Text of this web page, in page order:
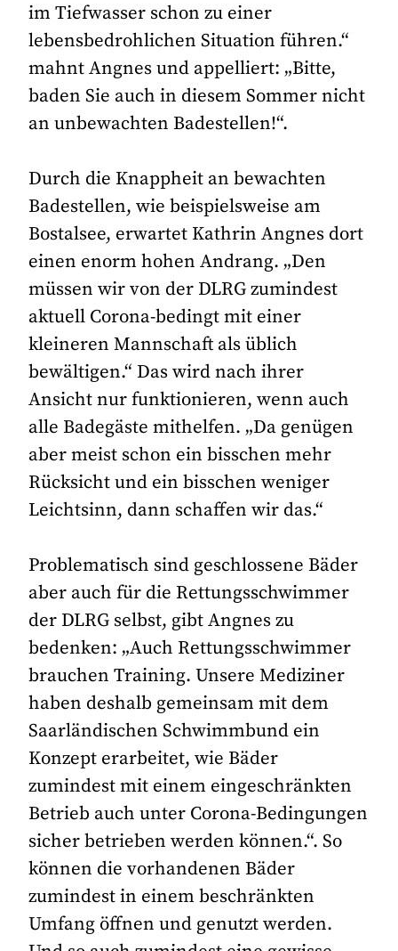
im Tiefwasser schon zu einer
lebensbedrohlichen Situation führen.“
mahnt Angnes und appelliert: „Bitte,
baden Sie auch in diesem Sommer nicht
an unbewachten Badestellen!“.
Durch die Knappheit an bewachten
Badestellen, wie beispielsweise am
Bostalsee, erwartet Kathrin Angnes dort
einen enorm hohen Andrang. „Den
müssen wir von der DLRG zumindest
aktuell Corona-bedingt mit einer
kleineren Mannschaft als üblich
bewältigen.“ Das wird nach ihrer
Ansicht nur funktionieren, wenn auch
alle Badegäste mithelfen. „Da genügen
aber meist schon ein bisschen mehr
Rücksicht und ein bisschen weniger
Leichtsinn, dann schaffen wir das.“
Problematisch sind geschlossene Bäder
aber auch für die Rettungsschwimmer
der DLRG selbst, gibt Angnes zu
bedenken: „Auch Rettungsschwimmer
brauchen Training. Unsere Mediziner
haben deshalb gemeinsam mit dem
Saarländischen Schwimmbund ein
Konzept erarbeitet, wie Bäder
zumindest mit einem eingeschränkten
Betrieb auch unter Corona-Bedingungen
sicher betrieben werden können.“. So
können die vorhandenen Bäder
zumindest in einem beschränkten
Umfang öffnen und genutzt werden.